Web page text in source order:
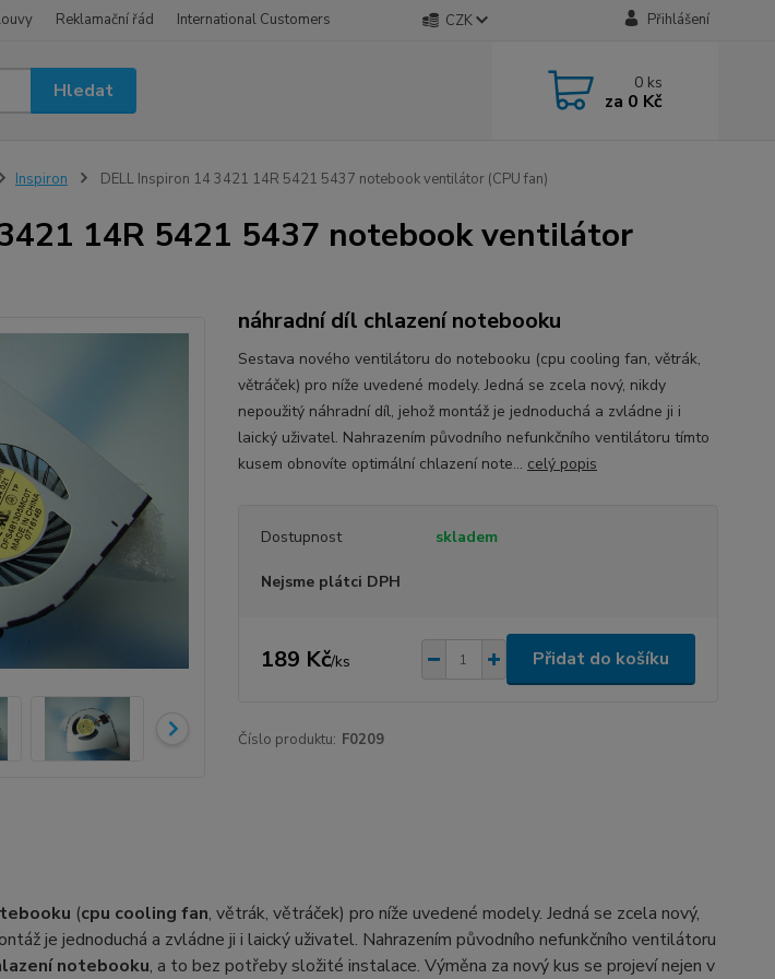
Reklamační řád International Customers CZK Přihlášení
Hledat 0 ks
za 0 Kč
Inspiron DELL Inspiron 14 3421 14R 5421 5437 notebook ventilátor (CPU fan)
14R 5421 5437 notebook ventilátor
náhradní díl chlazení notebooku
Sestava nového ventilátoru do notebooku (cpu cooling fan, větrák,
větráček) pro níže uvedené modely. Jedná se zcela nový, nikdy
nepoužitý náhradní díl, jehož montáž je jednoduchá a zvládne ji i
laický uživatel. Nahrazením původního nefunkčního ventilátoru tímto
kusem obnovíte optimální chlazení note... celý popis
Dostupnost skladem
Nejsme plátci DPH
189 Kč/ks Přidat do košíku
Číslo produktu: F0209
(cpu cooling fan, větrák, větráček) pro níže uvedené modely. Jedná se zcela nový,
je jednoduchá a zvládne ji i laický uživatel. Nahrazením původního nefunkčního ventilátoru
notebooku, a to bez potřeby složité instalace. Výměna za nový kus se projeví nejen v